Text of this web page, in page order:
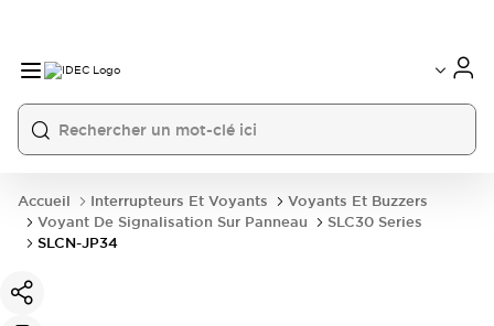
Accueil Interrupteurs Et Voyants
Voyants Et Buzzers
Voyant De Signalisation Sur Panneau
SLC30 Series
SLCN-JP34